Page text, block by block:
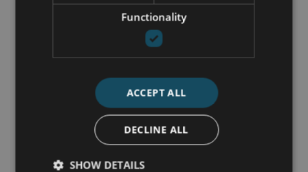
NEEM CONTACT OP
nick@luxurylivingmarbella.com
Functionality
ACCEPT ALL
DECLINE ALL
SHOW DETAILS